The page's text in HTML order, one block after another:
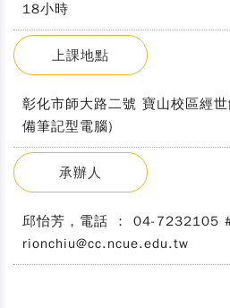
18小時
上課地點
彰化市師大路二號 寶山校區經
備筆記型電腦)
承辦人
邱怡芳，電話 ： 04-7232105
rionchiu@cc.ncue.edu.tw